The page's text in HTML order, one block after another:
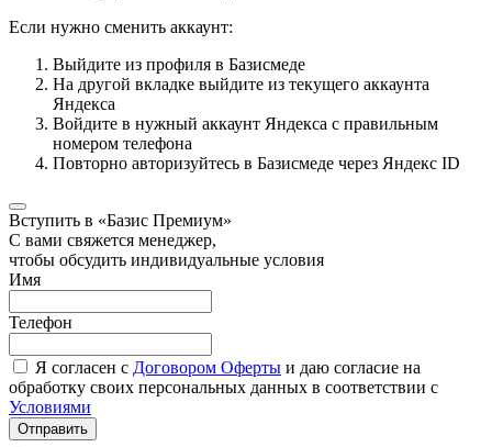
Если нужно сменить аккаунт:
Выйдите из профиля в Базисмеде
На другой вкладке выйдите из текущего аккаунта
Яндекса
Войдите в нужный аккаунт Яндекса с правильным
номером телефона
Повторно авторизуйтесь в Базисмеде через Яндекс ID
Вступить в «Базис Премиум»
С вами свяжется менеджер,
чтобы обсудить индивидуальные условия
Имя
Телефон
Я согласен с Договором Оферты и даю согласие на
обработку своих персональных данных в соответствии с
Условиями
Отправить